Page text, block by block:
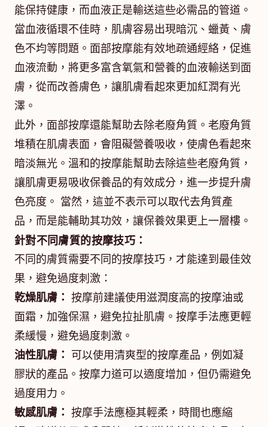
能保持健康，而血液正是輸送這些必需品的管道。
當血液循環不佳時，肌膚容易出現暗沉、蠟黃、膚
色不均等問題。面部按摩能有效地疏通經絡，促進
血液流動，將更多富含氧氣和營養的血液輸送到面
膚，從而改善膚色，讓肌膚看起來更加紅潤有光
澤。
此外，面部按摩還能幫助去除老廢角質。老廢角質
堆積在肌膚表面，會阻礙營養吸收，使膚色看起來
暗淡無光。溫和的按摩能幫助去除這些老廢角質，
讓肌膚更易吸收保養品的有效成分，進一步提升膚
色亮度。 當然，這並不表示可以取代去角質產
品，而是能輔助其功效，讓保養效果更上一層樓。
針對不同膚質的按摩技巧：
不同的膚質需要不同的按摩技巧，才能達到最佳效
果，避免過度刺激：
乾燥肌膚： 按摩前建議使用滋潤度高的按摩油或
面霜，加強保濕，避免拉扯肌膚。按摩手法應更輕
柔緩慢，避免過度刺激。
油性肌膚： 可以使用清爽型的按摩產品，例如凝
膠狀的產品。按摩力道可以適度增加，但仍需避免
過度用力。
敏感肌膚： 按摩手法應極其輕柔，時間也應縮